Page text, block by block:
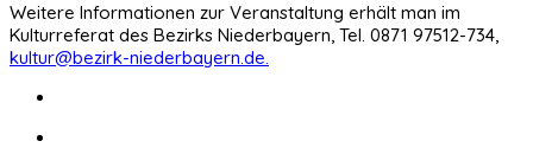
Weitere Informationen zur Veranstaltung erhält man im
Kulturreferat des Bezirks Niederbayern, Tel. 0871 97512-734,
kultur@bezirk-niederbayern.de